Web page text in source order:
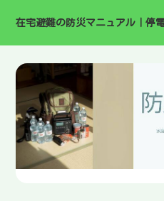
在宅避難の防災マニュアル｜停